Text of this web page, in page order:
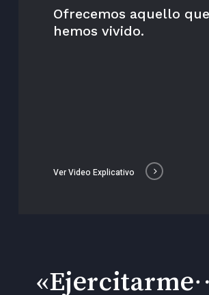
Ofrecemos aquello que
hemos vivido.
Ver Video Explicativo